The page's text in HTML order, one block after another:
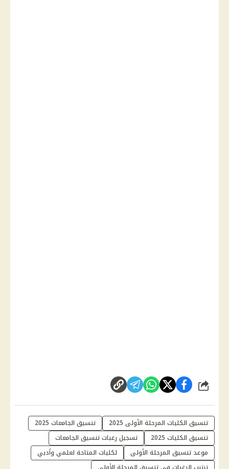
شارك
تنسيق الكليات المرحلة الأولى 2025
تنسيق الجامعات 2025
تنسيق الكليات 2025
تسجيل رغبات تنسيق الجامعات
موعد تنسيق المرحلة الأولى
لكليات المتاحة لعلمي وأدبي